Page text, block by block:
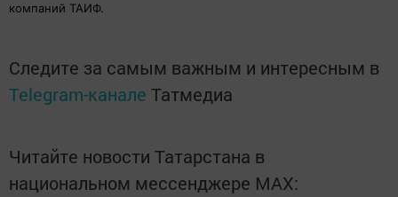
компаний ТАИФ.
Следите за самым важным и интересным в
Telegram-канале Татмедиа
Читайте новости Татарстана в
национальном мессенджере MАХ: